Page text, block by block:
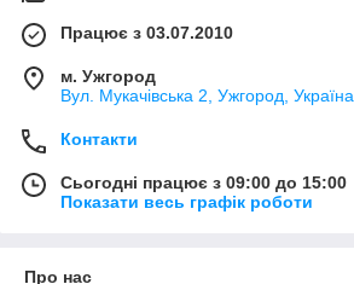
Працює з 03.07.2010
м. Ужгород
Вул. Мукачівська 2, Ужгород, Україна
Контакти
Сьогодні працює з 09:00 до 15:00
Показати весь графік роботи
Про нас